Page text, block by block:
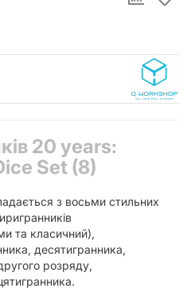
20 years:
Set (8)
з восьми стильних
та класичний),
десятигранника,
розряду,